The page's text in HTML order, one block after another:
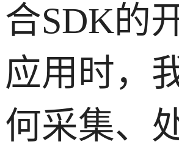
合SDK的
应用时，
何采集、